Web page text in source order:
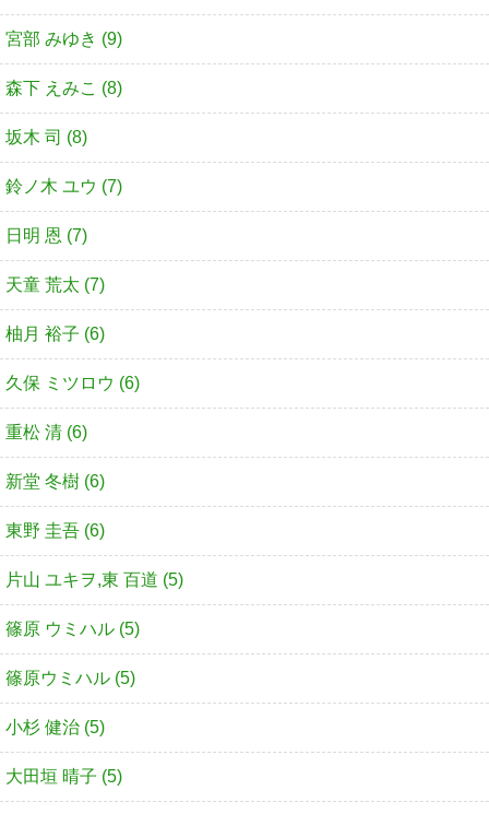
宮部 みゆき (9)
森下 えみこ (8)
坂木 司 (8)
鈴ノ木 ユウ (7)
日明 恩 (7)
天童 荒太 (7)
柚月 裕子 (6)
久保 ミツロウ (6)
重松 清 (6)
新堂 冬樹 (6)
東野 圭吾 (6)
片山 ユキヲ,東 百道 (5)
篠原 ウミハル (5)
篠原ウミハル (5)
小杉 健治 (5)
大田垣 晴子 (5)